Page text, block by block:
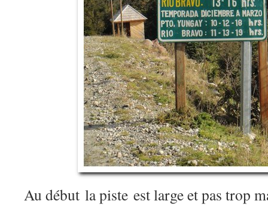
Au début la piste est large et pas trop